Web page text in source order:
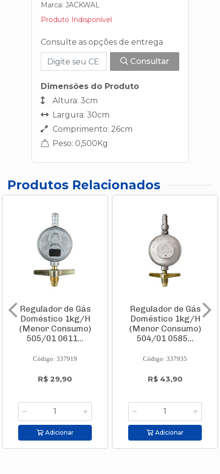
Marca: JACKWAL
Produto Indisponível
Consulte as opções de entrega
Consultar
Dimensões do Produto
Altura: 3cm
Largura: 30cm
Comprimento: 26cm
Peso: 0,500Kg
Produtos Relacionados
Regulador de Gás
Doméstico 1kg/H
(Menor Consumo)
505/01 0611...
Código: 337919
R$ 29,90
Adicionar
Regulador de Gás
Doméstico 1kg/H
(Menor Consumo)
504/01 0585...
Código: 337935
R$ 43,90
Adicionar